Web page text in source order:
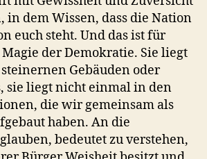
in dem Wissen, dass die Nation
euch steht. Und das ist für
der Demokratie. Sie liegt
Gebäuden oder
sie liegt nicht einmal in den
die wir gemeinsam als
haben. An die
bedeutet zu verstehen,